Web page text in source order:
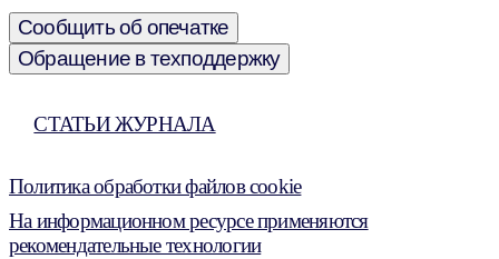
Сообщить об опечатке
Обращение в техподдержку
СТАТЬИ ЖУРНАЛА
Политика обработки файлов cookie
На информационном ресурсе применяются
рекомендательные технологии